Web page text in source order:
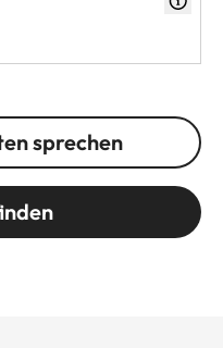
sprechen